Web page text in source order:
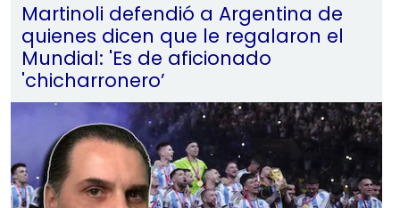
Martinoli defendió a Argentina de
quienes dicen que le regalaron el
Mundial: 'Es de aficionado
'chicharronero’